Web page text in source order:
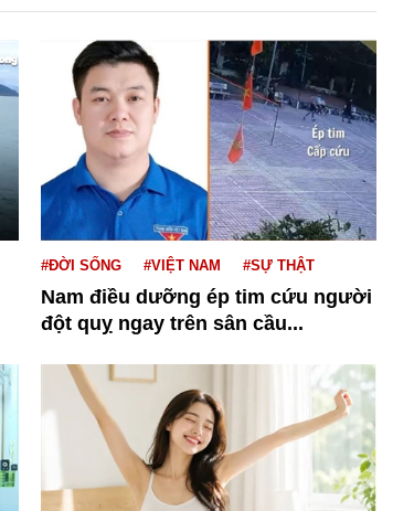
#ĐỜI SỐNG #VIỆT NAM #SỰ THẬT
Nam điều dưỡng ép tim cứu người
đột quỵ ngay trên sân cầu...